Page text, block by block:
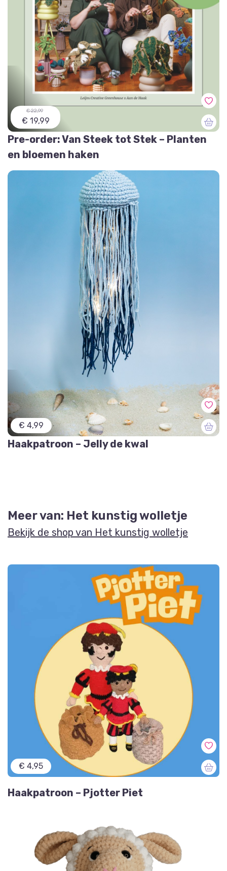
€ 22,99
€ 19,99
Pre-order: Van Steek tot Stek – Planten
en bloemen haken
€ 4,99
Haakpatroon – Jelly de kwal
Meer van: Het kunstig wolletje
Bekijk de shop van Het kunstig wolletje
€ 4,95
Haakpatroon – Pjotter Piet